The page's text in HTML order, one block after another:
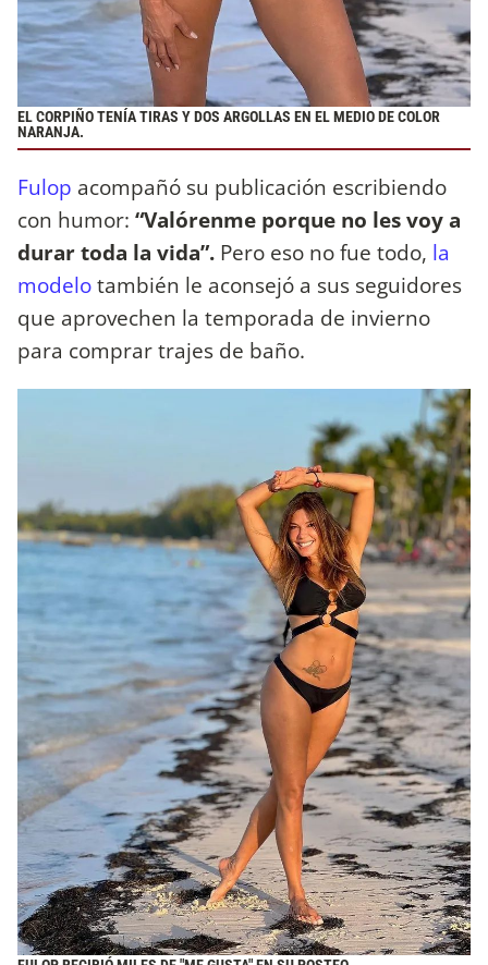
EL CORPIÑO TENÍA TIRAS Y DOS ARGOLLAS EN EL MEDIO DE COLOR
NARANJA.
Fulop acompañó su publicación escribiendo
con humor: “Valórenme porque no les voy a
durar toda la vida”. Pero eso no fue todo, la
modelotambién le aconsejó a sus seguidores
que aprovechen la temporada de invierno
para comprar trajes de baño.